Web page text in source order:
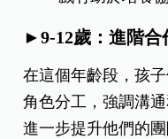
►9-12歲：進階合
在這個年齡段，孩
角色分工，強調溝
進一步提升他們的團